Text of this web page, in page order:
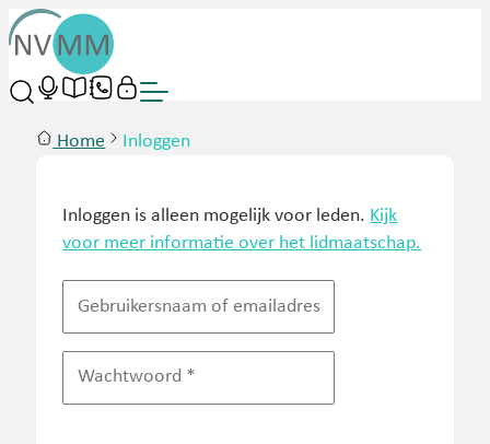
Home Inloggen
Inloggen is alleen mogelijk voor leden. Kijk
voor meer informatie over het lidmaatschap.